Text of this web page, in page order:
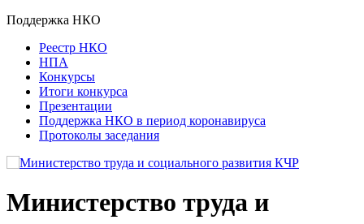
Поддержка НКО
Реестр НКО
НПА
Конкурсы
Итоги конкурса
Презентации
Поддержка НКО в период коронавируса
Протоколы заседания
Министерство труда и